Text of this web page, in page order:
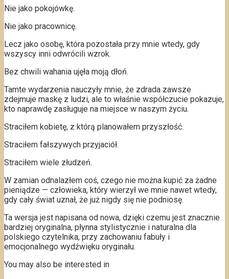
Nie jako pokojówkę.
Nie jako pracownicę.
Lecz jako osobę, która pozostała przy mnie wtedy, gdy
wszyscy inni odwrócili wzrok.
Bez chwili wahania ujęła moją dłoń.
Tamte wydarzenia nauczyły mnie, że zdrada zawsze
zdejmuje maskę z ludzi, ale to właśnie współczucie pokazuje,
kto naprawdę zasługuje na miejsce w naszym życiu.
Straciłem kobietę, z którą planowałem przyszłość.
Straciłem fałszywych przyjaciół.
Straciłem wiele złudzeń.
W zamian odnalazłem coś, czego nie można kupić za żadne
pieniądze — człowieka, który wierzył we mnie nawet wtedy,
gdy cały świat uznał, że już nigdy się nie podniosę.
Ta wersja jest napisana od nowa, dzięki czemu jest znacznie
bardziej oryginalna, płynna stylistycznie i naturalna dla
polskiego czytelnika, przy zachowaniu fabuły i
emocjonalnego wydźwięku oryginału.
You may also be interested in